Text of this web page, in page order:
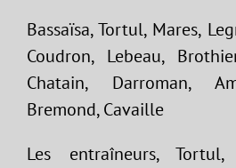
Bassaïsa, Tortul, Mares,
Coudron, Lebeau,
Chatain, Darroman,
Bremond, Cavaille
Les entraîneurs, Tortul,